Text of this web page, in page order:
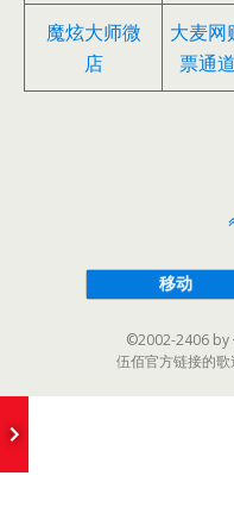
魔炫大师微
店
大麦网
票通道
移动
©2002-2406 by
伍佰官方链接的